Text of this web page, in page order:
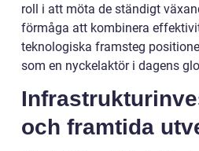
roll i att möta de ständigt
förmåga att kombinera
teknologiska framsteg
som en nyckelaktör i dagens
och framtida